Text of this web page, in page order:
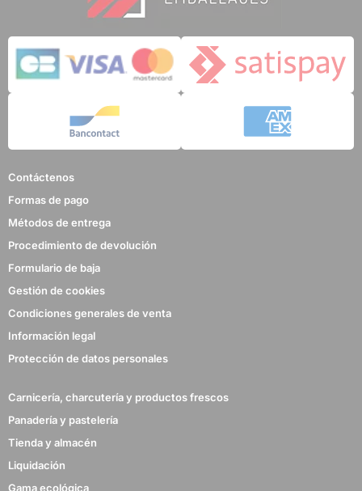
Contáctenos
Formas de pago
Métodos de entrega
Procedimiento de devolución
Formulario de baja
Gestión de cookies
Condiciones generales de venta
Información legal
Protección de datos personales
Carnicería, charcutería y productos frescos
Panadería y pastelería
Tienda y almacén
Liquidación
Gama ecológica